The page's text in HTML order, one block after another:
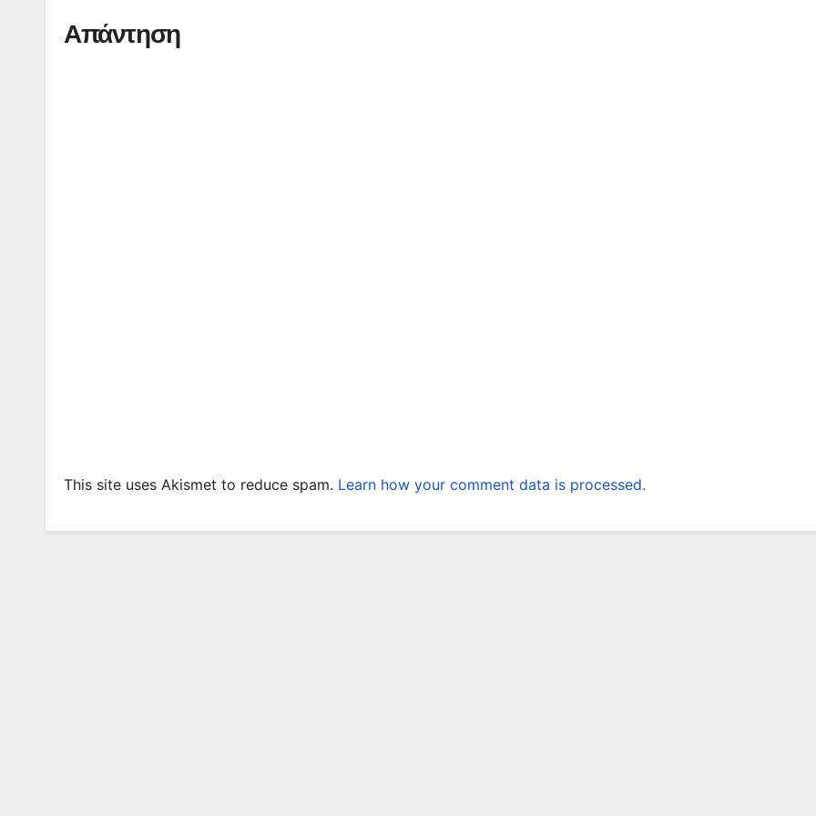
Απάντηση
This site uses Akismet to reduce spam. Learn how your comment data is processed.